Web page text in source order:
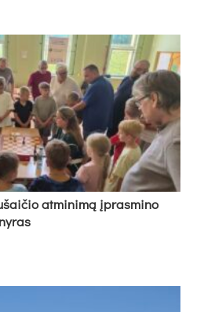
at­mi­ni­mą įpras­mi­no